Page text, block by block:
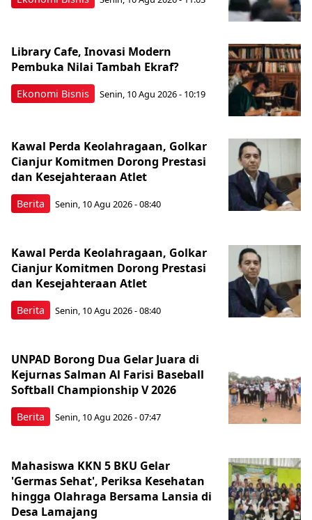
Ekonomi Bisnis
Library Cafe, Inovasi Modern
Pembuka Nilai Tambah Ekraf?
Senin, 10 Agu 2026 - 10:19
Berita
Kawal Perda Keolahragaan, Golkar
Cianjur Komitmen Dorong Prestasi
dan Kesejahteraan Atlet
Senin, 10 Agu 2026 - 08:40
Berita
Kawal Perda Keolahragaan, Golkar
Cianjur Komitmen Dorong Prestasi
dan Kesejahteraan Atlet
Senin, 10 Agu 2026 - 08:40
Berita
UNPAD Borong Dua Gelar Juara di
Kejurnas Salman Al Farisi Baseball
Softball Championship V 2026
Senin, 10 Agu 2026 - 07:47
Mahasiswa KKN 5 BKU Gelar
'Germas Sehat', Periksa Kesehatan
hingga Olahraga Bersama Lansia di
Desa Lamajang